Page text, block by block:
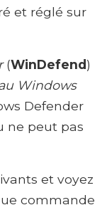
et réglé sur
(WinDefend)
Windows
Defender
ne peut pas
et voyez
commande